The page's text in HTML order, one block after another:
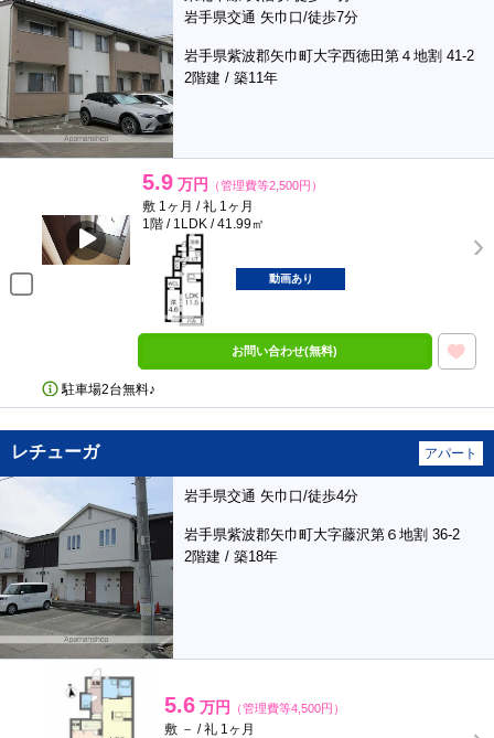
岩手県交通 矢巾口/徒歩7分
岩手県紫波郡矢巾町大字西徳田第４地割 41-2
2階建 / 築11年
5.9 万円 （管理費等2,500円）
敷 1ヶ月 / 礼 1ヶ月
1階 / 1LDK / 41.99㎡
動画あり
お問い合わせ(無料)
駐車場2台無料♪
レチューガ アパート
岩手県交通 矢巾口/徒歩4分
岩手県紫波郡矢巾町大字藤沢第６地割 36-2
2階建 / 築18年
5.6 万円 （管理費等4,500円）
敷 － / 礼 1ヶ月